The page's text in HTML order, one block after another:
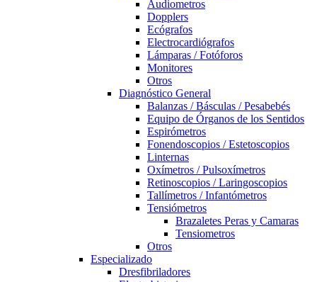
Audiometros
Dopplers
Ecógrafos
Electrocardiógrafos
Lámparas / Fotóforos
Monitores
Otros
Diagnóstico General
Balanzas / Básculas / Pesabebés
Equipo de Órganos de los Sentidos
Espirómetros
Fonendoscopios / Estetoscopios
Linternas
Oxímetros / Pulsoxímetros
Retinoscopios / Laringoscopios
Tallímetros / Infantómetros
Tensiómetros
Brazaletes Peras y Camaras
Tensiometros
Otros
Especializado
Dresfibriladores